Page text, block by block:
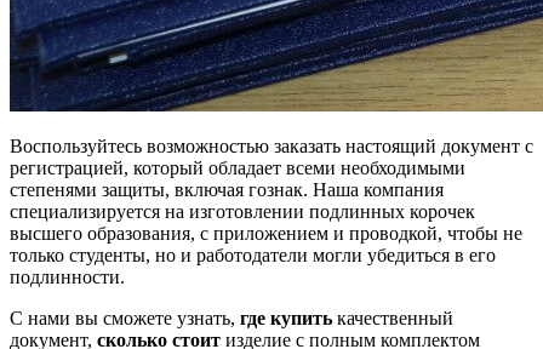
Воспользуйтесь возможностью заказать настоящий документ с
регистрацией, который обладает всеми необходимыми
степенями защиты, включая гознак. Наша компания
специализируется на изготовлении подлинных корочек
высшего образования, с приложением и проводкой, чтобы не
только студенты, но и работодатели могли убедиться в его
подлинности.
С нами вы сможете узнать, где купить качественный
документ, сколько стоит изделие с полным комплектом